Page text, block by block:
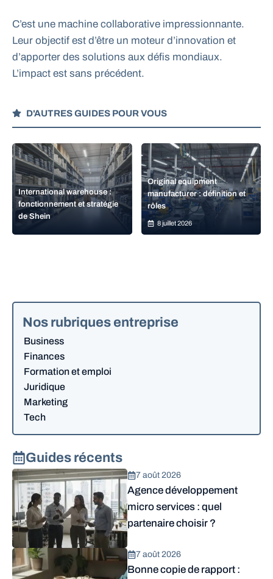
C’est une machine collaborative impressionnante.
Leur objectif est d’être un moteur d’innovation et
d’apporter des solutions aux défis mondiaux.
L’impact est sans précédent.
D'AUTRES GUIDES POUR VOUS
International warehouse :
fonctionnement et stratégie
de Shein
Original equipment
manufacturer : définition et
rôles
8 juillet 2026
Nos rubriques entreprise
Business
Finances
Formation et emploi
Juridique
Marketing
Tech
Guides récents
7 août 2026
Agence développement
micro services : quel
partenaire choisir ?
7 août 2026
Bonne copie de rapport :